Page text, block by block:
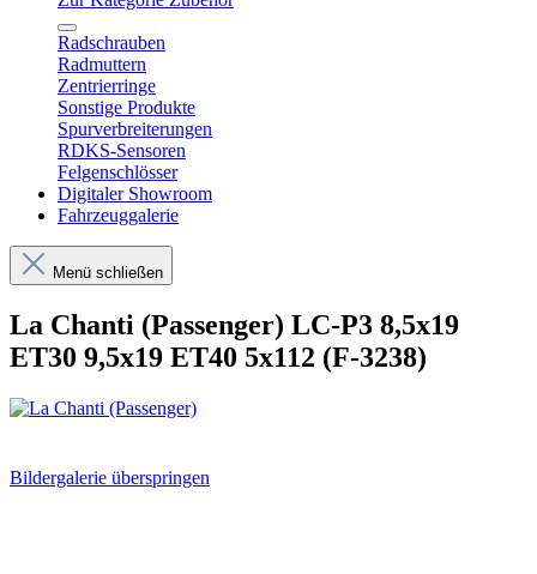
Radschrauben
Radmuttern
Zentrierringe
Sonstige Produkte
Spurverbreiterungen
RDKS-Sensoren
Felgenschlösser
Digitaler Showroom
Fahrzeuggalerie
Menü schließen
La Chanti (Passenger) LC-P3 8,5x19
ET30 9,5x19 ET40 5x112 (F-3238)
Bildergalerie überspringen